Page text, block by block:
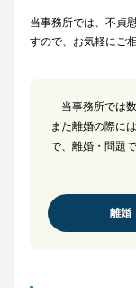
当事務所では、不貞
すので、お気軽にご
当事務所では
また離婚の際に
で、離婚・問題
離婚